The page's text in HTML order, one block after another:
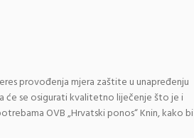
provođenja mjera zaštite u unapređenju
će se osigurati kvalitetno liječenje što je i
OVB „Hrvatski ponos“ Knin, kako bi